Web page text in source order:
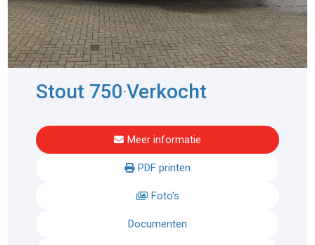
Stout 750-Verkocht
Meer informatie
PDF printen
Foto's
Documenten